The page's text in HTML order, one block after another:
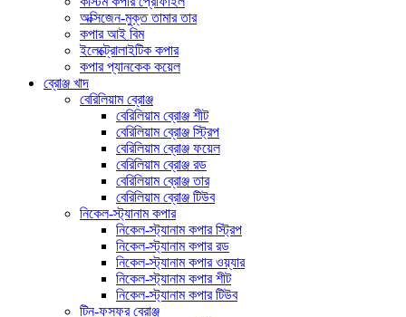
অক্সিজেন-মুক্ত তামার তার
কপার আই বিম
ইলেক্ট্রোলাইটিক কপার
কপার প্যানকেক কয়েল
ব্রোঞ্জ খাদ
বেরিলিয়াম ব্রোঞ্জ
বেরিলিয়াম ব্রোঞ্জ শীট
বেরিলিয়াম ব্রোঞ্জ স্ট্রিপ
বেরিলিয়াম ব্রোঞ্জ ফয়েল
বেরিলিয়াম ব্রোঞ্জ রড
বেরিলিয়াম ব্রোঞ্জ তার
বেরিলিয়াম ব্রোঞ্জ টিউব
নিকেল-স্ট্যানাম কপার
নিকেল-স্ট্যানাম কপার স্ট্রিপ
নিকেল-স্ট্যানাম কপার রড
নিকেল-স্ট্যানাম কপার ওয়্যার
নিকেল-স্ট্যানাম কপার শীট
নিকেল-স্ট্যানাম কপার টিউব
টিন-ফসফর ব্রোঞ্জ